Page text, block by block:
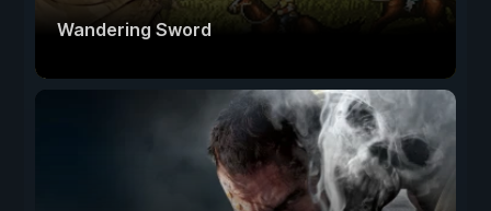
Wandering Sword